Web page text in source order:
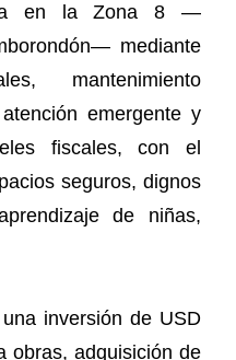
en la Zona 8 —
mediante
mantenimiento
emergente y
fiscales, con el
seguros, dignos
de niñas,
inversión de USD
obras, adquisición de